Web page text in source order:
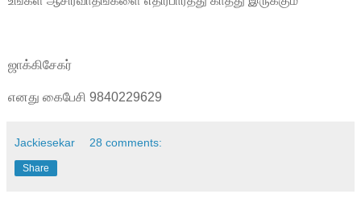
ஜாக்கிசேகர்
எனது கைபேசி 9840229629
Jackiesekar 28 comments:
Share